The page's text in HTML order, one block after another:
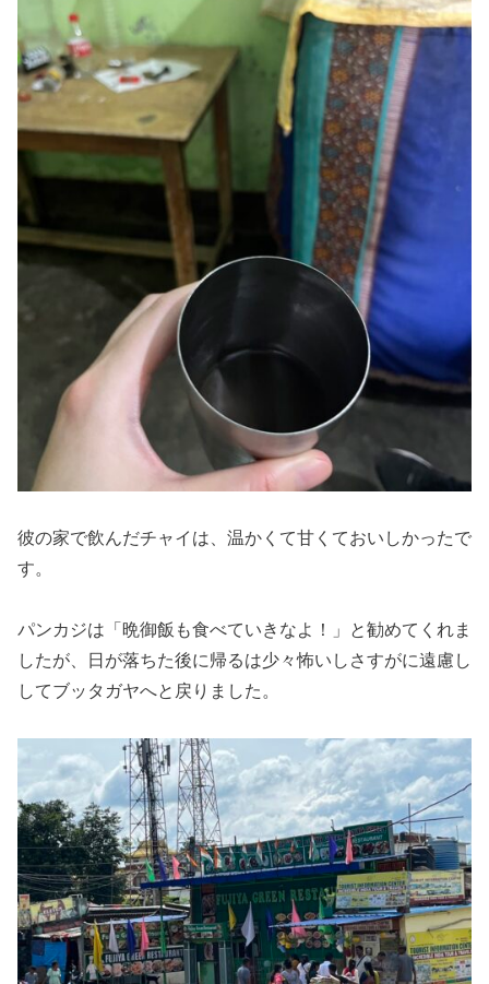
彼の家で飲んだチャイは、温かくて甘くておいしかったで
す。
パンカジは「晩御飯も食べていきなよ！」と勧めてくれま
したが、日が落ちた後に帰るは少々怖いしさすがに遠慮し
してブッタガヤへと戻りました。